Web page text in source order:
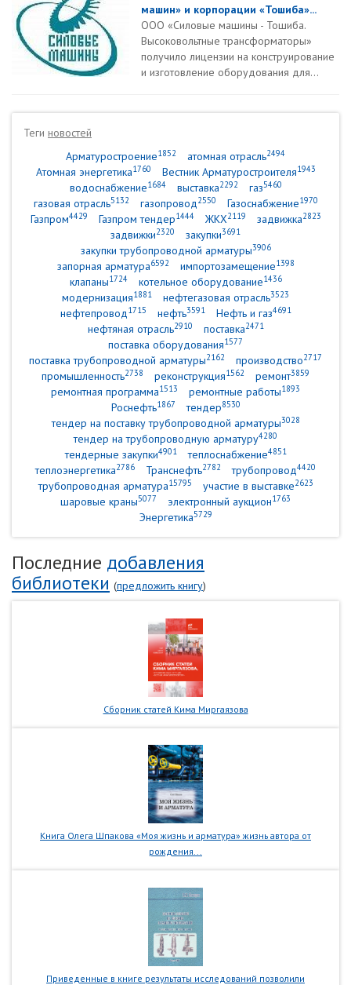
машин» и корпорации «Тошиба»...
ООО «Силовые машины - Тошиба.
Высоковольтные трансформаторы»
получило лицензии на конструирование
и изготовление оборудования для...
Теги новостей
Арматуростроение1852 атомная отрасль2494
Атомная энергетика1760 Вестник Арматуростроителя1943
водоснабжение1684 выставка2292 газ5460
газовая отрасль5132 газопровод2550 Газоснабжение1970
Газпром4429 Газпром тендер1444 ЖКХ2119 задвижка2823
задвижки2320 закупки3691
закупки трубопроводной арматуры3906
запорная арматура6592 импортозамещение1398
клапаны1724 котельное оборудование1436
модернизация1881 нефтегазовая отрасль3523
нефтепровод1715 нефть3591 Нефть и газ4691
нефтяная отрасль2910 поставка2471
поставка оборудования1577
поставка трубопроводной арматуры2162 производство2717
промышленность2738 реконструкция1562 ремонт3859
ремонтная программа1513 ремонтные работы1893
Роснефть1867 тендер8530
тендер на поставку трубопроводной арматуры3028
тендер на трубопроводную арматуру4280
тендерные закупки4901 теплоснабжение4851
теплоэнергетика2786 Транснефть2782 трубопровод4420
трубопроводная арматура15795 участие в выставке2623
шаровые краны5077 электронный аукцион1763
Энергетика5729
Последние добавления
библиотеки (предложить книгу)
Сборник статей Кима Миргаязова
Книга Олега Шпакова «Моя жизнь и арматура» жизнь автора от
рождения...
Приведенные в книге результаты исследований позволили